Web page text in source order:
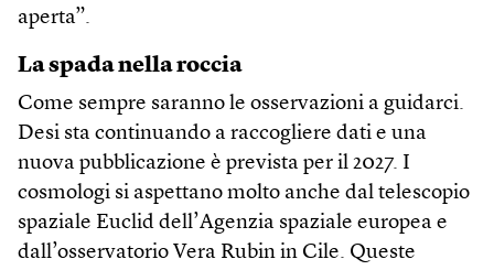
aperta”.
La spada nella roccia
Come sempre saranno le osservazioni a guidarci.
Desi sta continuando a raccogliere dati e una
nuova pubblicazione è prevista per il 2027. I
cosmologi si aspettano molto anche dal telescopio
spaziale Euclid dell’Agenzia spaziale europea e
dall’osservatorio Vera Rubin in Cile. Queste